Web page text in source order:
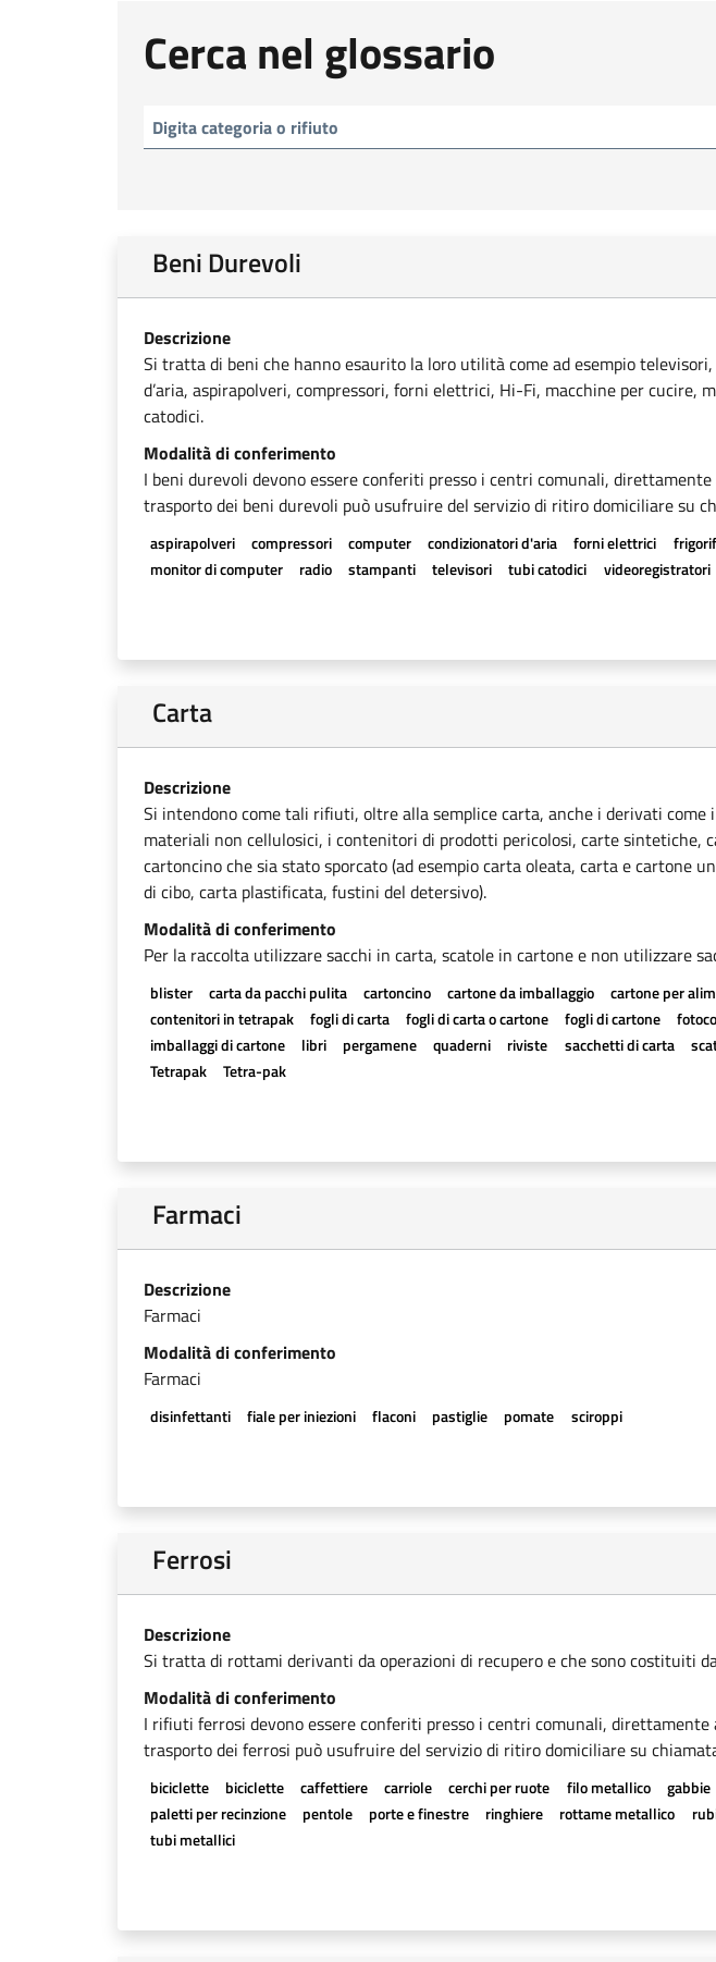
Cerca nel glossario
Beni Durevoli
Descrizione
Si tratta di beni che hanno esaurito la loro utilità come ad esempio
d’aria, aspirapolveri, compressori, forni elettrici, Hi-Fi, macchine per cucire,
catodici.
Modalità di conferimento
I beni durevoli devono essere conferiti presso i centri comunali,
trasporto dei beni durevoli può usufruire del servizio di ritiro domiciliare su
aspirapolveri compressori computer condizionatori d'aria forni elettrici
monitor di computer
radio stampanti televisori tubi catodici videoregistratori
Carta
Descrizione
Si intendono come tali rifiuti, oltre alla semplice carta, anche i derivati
materiali non cellulosici, i contenitori di prodotti pericolosi, carte sintetiche,
cartoncino che sia stato sporcato (ad esempio carta oleata, carta e cartone
di cibo, carta plastificata, fustini del detersivo).
Modalità di conferimento
Per la raccolta utilizzare sacchi in carta, scatole in cartone e non utilizzare
blister carta da pacchi pulita cartoncino cartone da imballaggio cartone per
contenitori in tetrapak
fogli di carta fogli di carta o cartone fogli di cartone
imballaggi di cartone
libri pergamene quaderni riviste sacchetti di carta
Tetrapak
Tetra-pak
Farmaci
Descrizione
Farmaci
Modalità di conferimento
Farmaci
disinfettanti fiale per iniezioni flaconi pastiglie pomate sciroppi
Ferrosi
Descrizione
Si tratta di rottami derivanti da operazioni di recupero e che sono costituiti
Modalità di conferimento
I rifiuti ferrosi devono essere conferiti presso i centri comunali,
trasporto dei ferrosi può usufruire del servizio di ritiro domiciliare su
biciclette biciclette caffettiere carriole cerchi per ruote filo metallico gabbie
paletti per recinzione
pentole porte e finestre ringhiere rottame metallico
tubi metallici